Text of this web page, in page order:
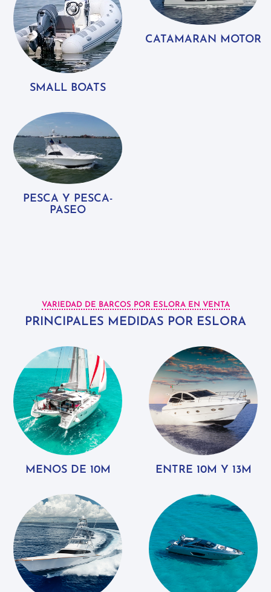
SMALL BOATS
CATAMARAN MOTOR
PESCA Y PESCA-
PASEO
VARIEDAD DE BARCOS POR ESLORA EN VENTA
PRINCIPALES MEDIDAS POR ESLORA
MENOS DE 10M ENTRE 10M Y 13M